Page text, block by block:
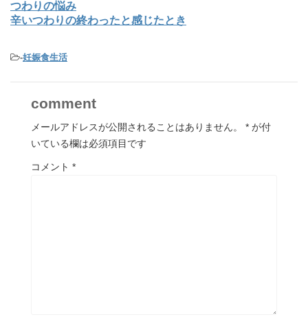
つわりの悩み
辛いつわりの終わったと感じたとき
-妊娠食生活
comment
メールアドレスが公開されることはありません。 * が付
いている欄は必須項目です
コメント *